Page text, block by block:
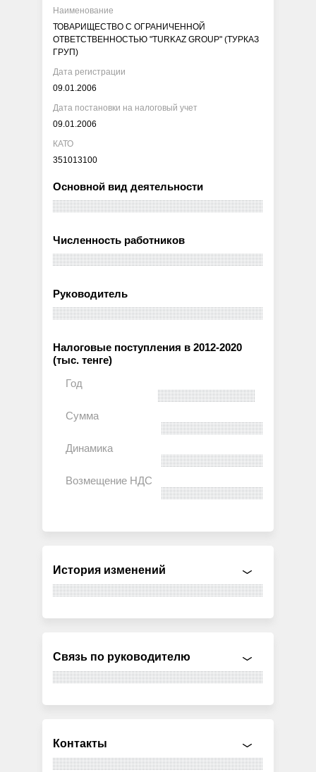
Наименование
ТОВАРИЩЕСТВО С ОГРАНИЧЕННОЙ
ОТВЕТСТВЕННОСТЬЮ "TURKAZ GROUP" (ТУРКАЗ
ГРУП)
Дата регистрации
09.01.2006
Дата постановки на налоговый учет
09.01.2006
КАТО
351013100
Основной вид деятельности
Численность работников
Руководитель
Налоговые поступления в 2012-2020
(тыс. тенге)
История изменений
Связь по руководителю
Контакты